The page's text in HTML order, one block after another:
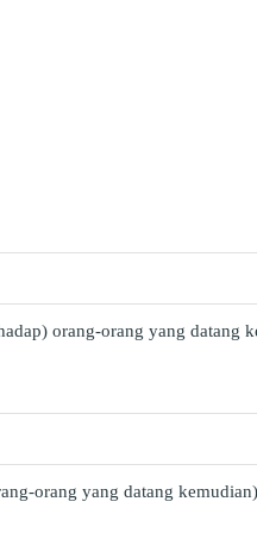
orang-orang yang datang
orang yang datang